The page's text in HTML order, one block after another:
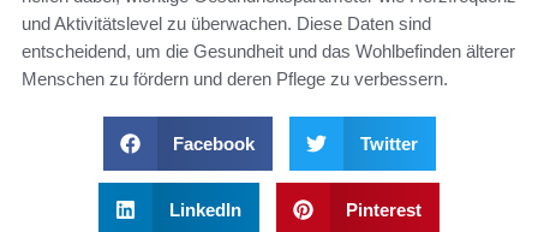
und Aktivitätslevel zu überwachen. Diese Daten sind
entscheidend, um die Gesundheit und das Wohlbefinden älterer
Menschen zu fördern und deren Pflege zu verbessern.
Facebook Twitter
LinkedIn Pinterest